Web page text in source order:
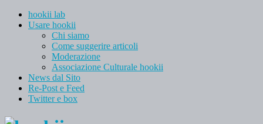
hookii lab
Usare hookii
Chi siamo
Come suggerire articoli
Moderazione
Associazione Culturale hookii
News dal Sito
Re-Post e Feed
Twitter e box